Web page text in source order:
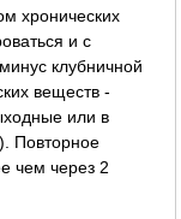
хронических
и с
клубничной
веществ -
или в
). Повторное
чем через 2